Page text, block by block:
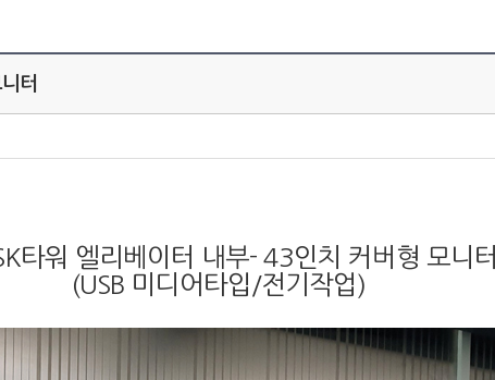
터
타워 엘리베이터 내부- 43인치 커버형 모니터
(USB 미디어타입/전기작업)